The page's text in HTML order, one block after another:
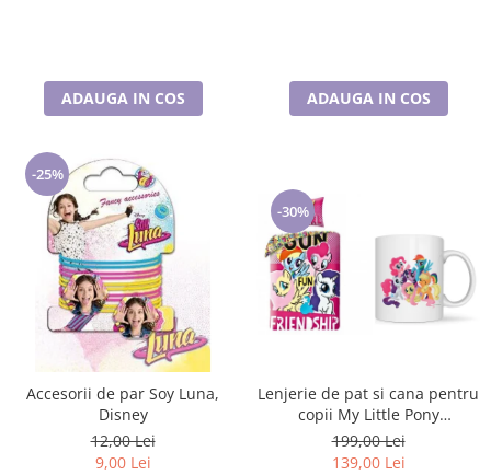
ADAUGA IN COS ADAUGA IN COS
-25%
Accesorii de par Soy Luna,
Disney
12,00 Lei
9,00 Lei
-30%
Lenjerie de pat si cana pentru
copii My Little Pony
Friendship 140×200 cm, 70×90
cm, Disney, 100% bumbac
199,00 Lei
139,00 Lei